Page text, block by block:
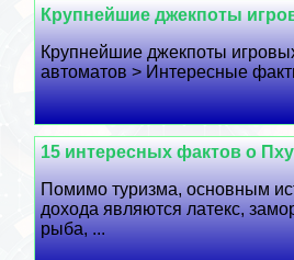
Крупнейшие джекпоты
Крупнейшие джекпоты
автоматов > Интересные
15 интересных фактов о
Помимо туризма, основным
дохода являются латекс,
рыба, ...